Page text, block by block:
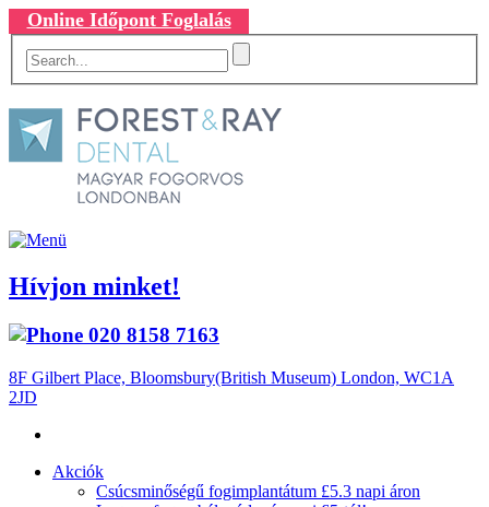
Online Időpont Foglalás
Hívjon minket!
020 8158 7163
8F Gilbert Place, Bloomsbury(British Museum) London, WC1A
2JD
Akciók
Csúcsminőségű fogimplantátum £5.3 napi áron